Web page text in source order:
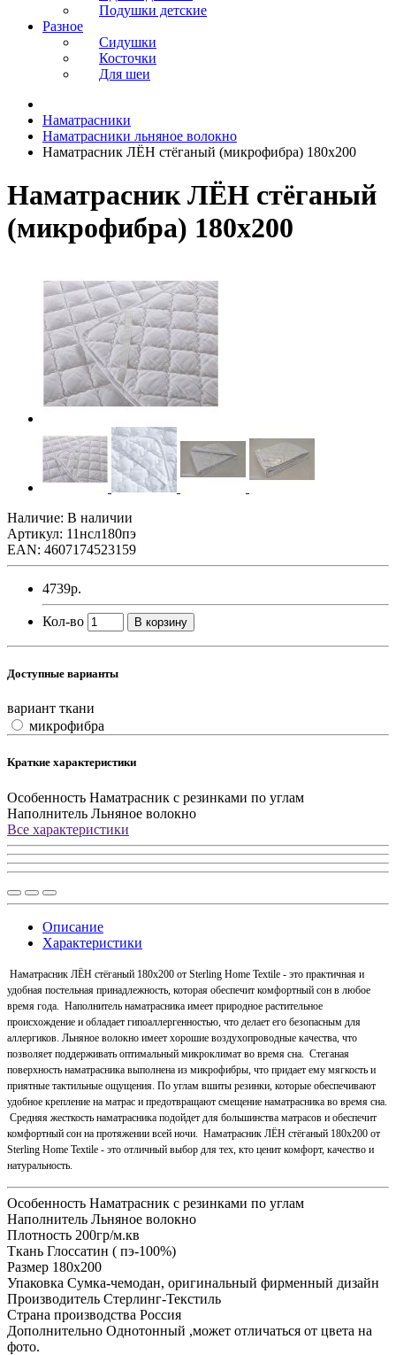
Подушки детские
Разное
Сидушки
Косточки
Для шеи
Наматрасники
Наматрасники льняное волокно
Наматрасник ЛЁН стёганый (микрофибра) 180x200
Наматрасник ЛЁН стёганый
(микрофибра) 180x200
Наличие: В наличии
Артикул: 11нсл180пэ
EAN: 4607174523159
4739р.
Кол-во В корзину
Доступные варианты
вариант ткани
микрофибра
Краткие характеристики
Особенность Наматрасник с резинками по углам
Наполнитель Льняное волокно
Все характеристики
Описание
Характеристики
Наматрасник ЛЁН стёганый 180x200 от Sterling Home Textile - это практичная и
удобная постельная принадлежность, которая обеспечит комфортный сон в любое
время года. Наполнитель наматрасника имеет природное растительное
происхождение и обладает гипоаллергенностью, что делает его безопасным для
аллергиков. Льняное волокно имеет хорошие воздухопроводные качества, что
позволяет поддерживать оптимальный микроклимат во время сна. Стеганая
поверхность наматрасника выполнена из микрофибры, что придает ему мягкость и
приятные тактильные ощущения. По углам вшиты резинки, которые обеспечивают
удобное крепление на матрас и предотвращают смещение наматрасника во время сна.
Средняя жесткость наматрасника подойдет для большинства матрасов и обеспечит
комфортный сон на протяжении всей ночи. Наматрасник ЛЁН стёганый 180x200 от
Sterling Home Textile - это отличный выбор для тех, кто ценит комфорт, качество и
натуральность.
Особенность Наматрасник с резинками по углам
Наполнитель Льняное волокно
Плотность 200гр/м.кв
Ткань Глоссатин ( пэ-100%)
Размер 180x200
Упаковка Сумка-чемодан, оригинальный фирменный дизайн
Производитель Стерлинг-Текстиль
Страна производства Россия
Дополнительно Однотонный ,может отличаться от цвета на
фото.